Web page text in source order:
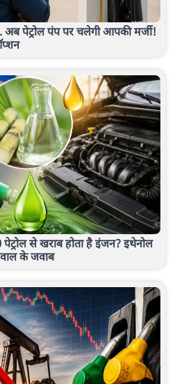
अब पेट्रोल पंप पर चलेगी आपकी मर्जी!
के जवाब